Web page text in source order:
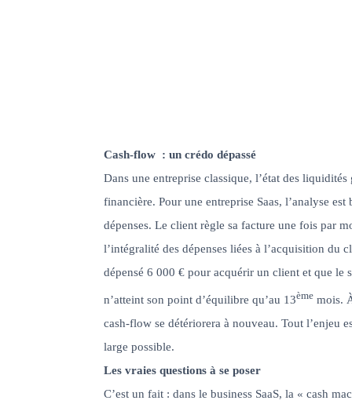
Cash-flow : un crédo dépassé
Dans une entreprise classique, l’état des
financière. Pour une entreprise Saas, l’analyse
dépenses. Le client règle sa facture une fois par
l’intégralité des dépenses liées à l’acquisition du
dépensé 6 000 € pour acquérir un client et que
n’atteint son point d’équilibre qu’au 13ème mois.
cash-flow se détériorera à nouveau. Tout l’enjeu
large possible.
Les vraies questions à se poser
C’est un fait : dans le business SaaS, la « cash